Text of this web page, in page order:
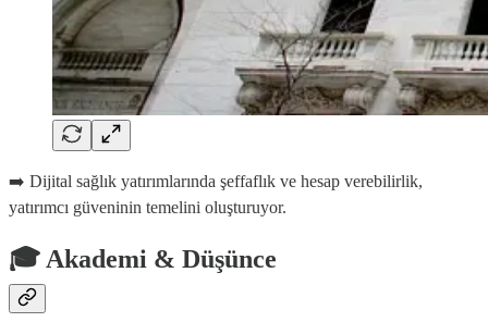
➡️ Dijital sağlık yatırımlarında şeffaflık ve hesap verebilirlik,
yatırımcı güveninin temelini oluşturuyor.
🎓 Akademi & Düşünce